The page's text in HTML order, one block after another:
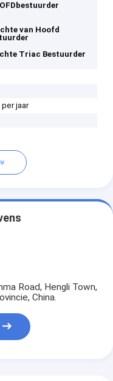
van Hoofd
Triac Bestuurder
jaar
Road, Hengli Town,
China.